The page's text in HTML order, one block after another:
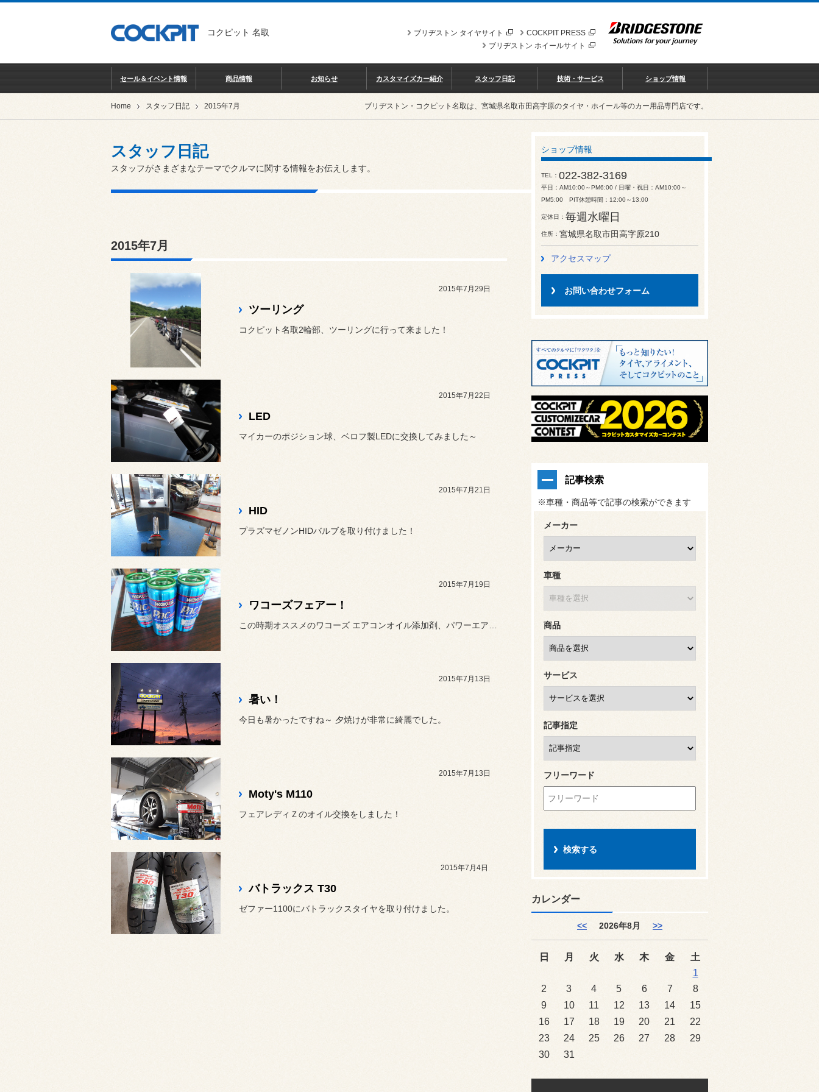
コクピット 名取 COCKPIT PRESS
ブリヂストン タイヤサイト
ブリヂストン ホイールサイト
セール＆イベント情報 商品情報 お知らせ カスタマイズカー紹介 スタッフ日記 技術・サービス ショップ情報
Home スタッフ日記 2015年7月 ブリヂストン・コクピット名取は、宮城県名取市田高字原のタイヤ・ホイール等のカー用品専門店です。
スタッフ日記
スタッフがさまざまなテーマでクルマに関する情報をお伝えします。
2015年7月
2015年7月29日
ツーリング
コクピット名取2輪部、ツーリングに行って来ました！
2015年7月22日
LED
マイカーのポジション球、ベロフ製LEDに交換してみました～
2015年7月21日
HID
プラズマゼノンHIDバルブを取り付けました！
2015年7月19日
ワコーズフェアー！
2015年7月13日
暑い！
今日も暑かったですね～ 夕焼けが非常に綺麗でした。
2015年7月13日
Moty's M110
フェアレディＺのオイル交換をしました！
2015年7月4日
バトラックス T30
ゼファー1100にバトラックスタイヤを取り付けました。
ショップ情報
TEL 022-382-3169
平日：AM10:00～PM6:00 / 日曜・祝日：AM10:00～
PM5:00 PIT休憩時間：12:00～13:00
定休日 毎週水曜日
住所 宮城県名取市田高字原210
アクセスマップ
お問い合わせフォーム
記事検索
※車種・商品等で記事の検索ができます
メーカー
車種
商品
サービス
記事指定
フリーワード
カレンダー
<< 2026年8月 >>
日 月 火 水 木 金
土
1
2
3 4 5 6 7
8
9
10 11 12 13 14
15
16
17 18 19 20 21
22
23
24 25 26 27 28
29
30
31